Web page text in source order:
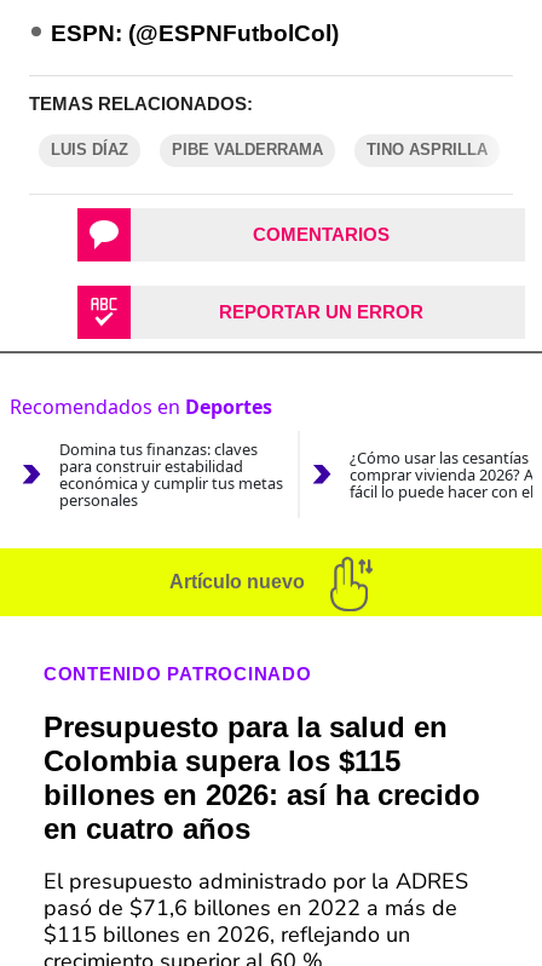
ESPN: (@ESPNFutbolCol)
TEMAS RELACIONADOS:
LUIS DÍAZ PIBE VALDERRAMA TINO ASPRILLA
COMENTARIOS
REPORTAR UN ERROR
Recomendados en Deportes
Domina tus finanzas: claves
para construir estabilidad
económica y cumplir tus metas
personales
¿Cómo usar las cesantías
comprar vivienda 2026?
fácil lo puede hacer con el
Artículo nuevo
CONTENIDO PATROCINADO
Presupuesto para la salud en
Colombia supera los $115
billones en 2026: así ha crecido
en cuatro años
El presupuesto administrado por la ADRES
pasó de $71,6 billones en 2022 a más de
$115 billones en 2026, reflejando un